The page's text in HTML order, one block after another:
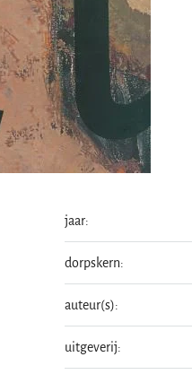
jaar:
dorpskern:
auteur(s):
uitgeverij: